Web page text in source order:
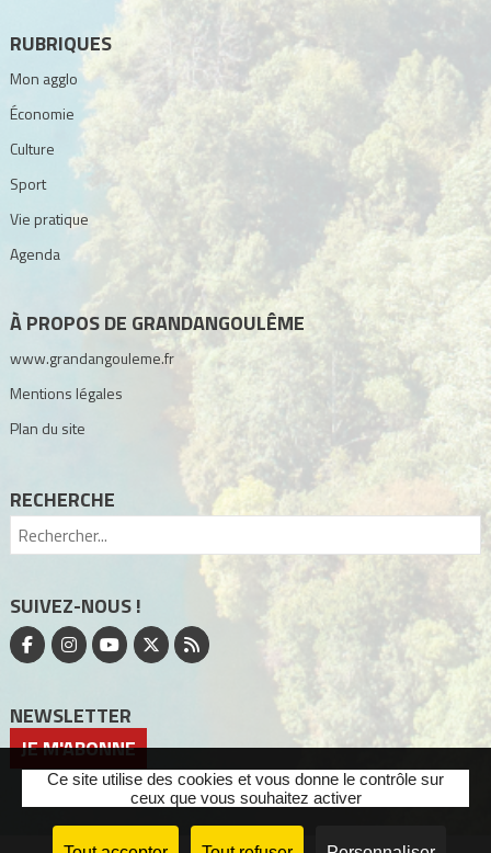
RUBRIQUES
Mon agglo
Économie
Culture
Sport
Vie pratique
Agenda
À PROPOS DE GRANDANGOULÊME
www.grandangouleme.fr
Mentions légales
Plan du site
RECHERCHE
SUIVEZ-NOUS !
NEWSLETTER
JE M'ABONNE
Ce site utilise des cookies et vous donne le contrôle sur
ceux que vous souhaitez activer